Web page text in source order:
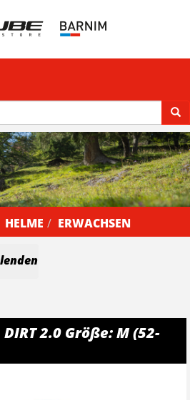
HELME ERWACHSEN
DIRT 2.0 Größe: M (52-